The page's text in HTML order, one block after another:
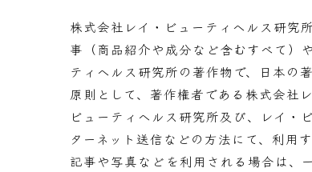
株式会社レイ・ビューティヘルス研究
事（商品紹介や成分など含むすべて）
ティヘルス研究所の著作物で、日本の
原則として、著作権者である株式会社
ビューティヘルス研究所及び、レイ・
ターネット送信などの方法にて、利用
記事や写真などを利用される場合は、